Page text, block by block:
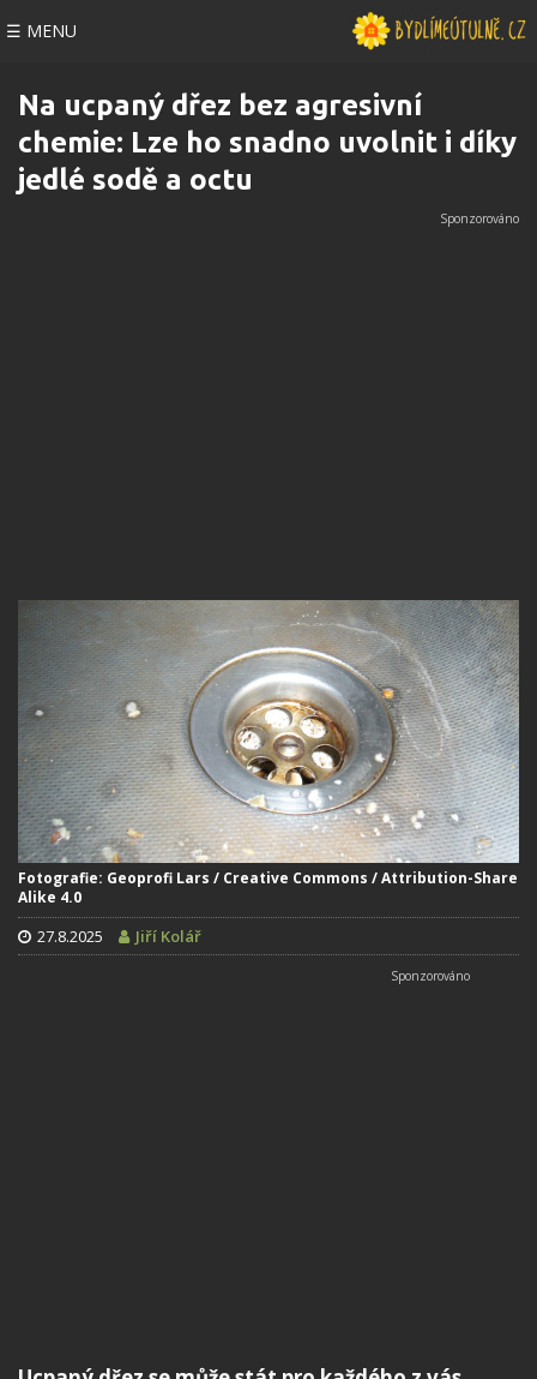
☰ MENU
Na ucpaný dřez bez agresivní
chemie: Lze ho snadno uvolnit i díky
jedlé sodě a octu
Fotografie: Geoprofi Lars / Creative Commons / Attribution-Share
Alike 4.0
27.8.2025 Jiří Kolář